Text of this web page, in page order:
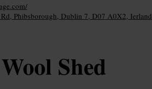
Rd, Phibsborough, Dublin 7, D07 A0X2, Ierland
Shed